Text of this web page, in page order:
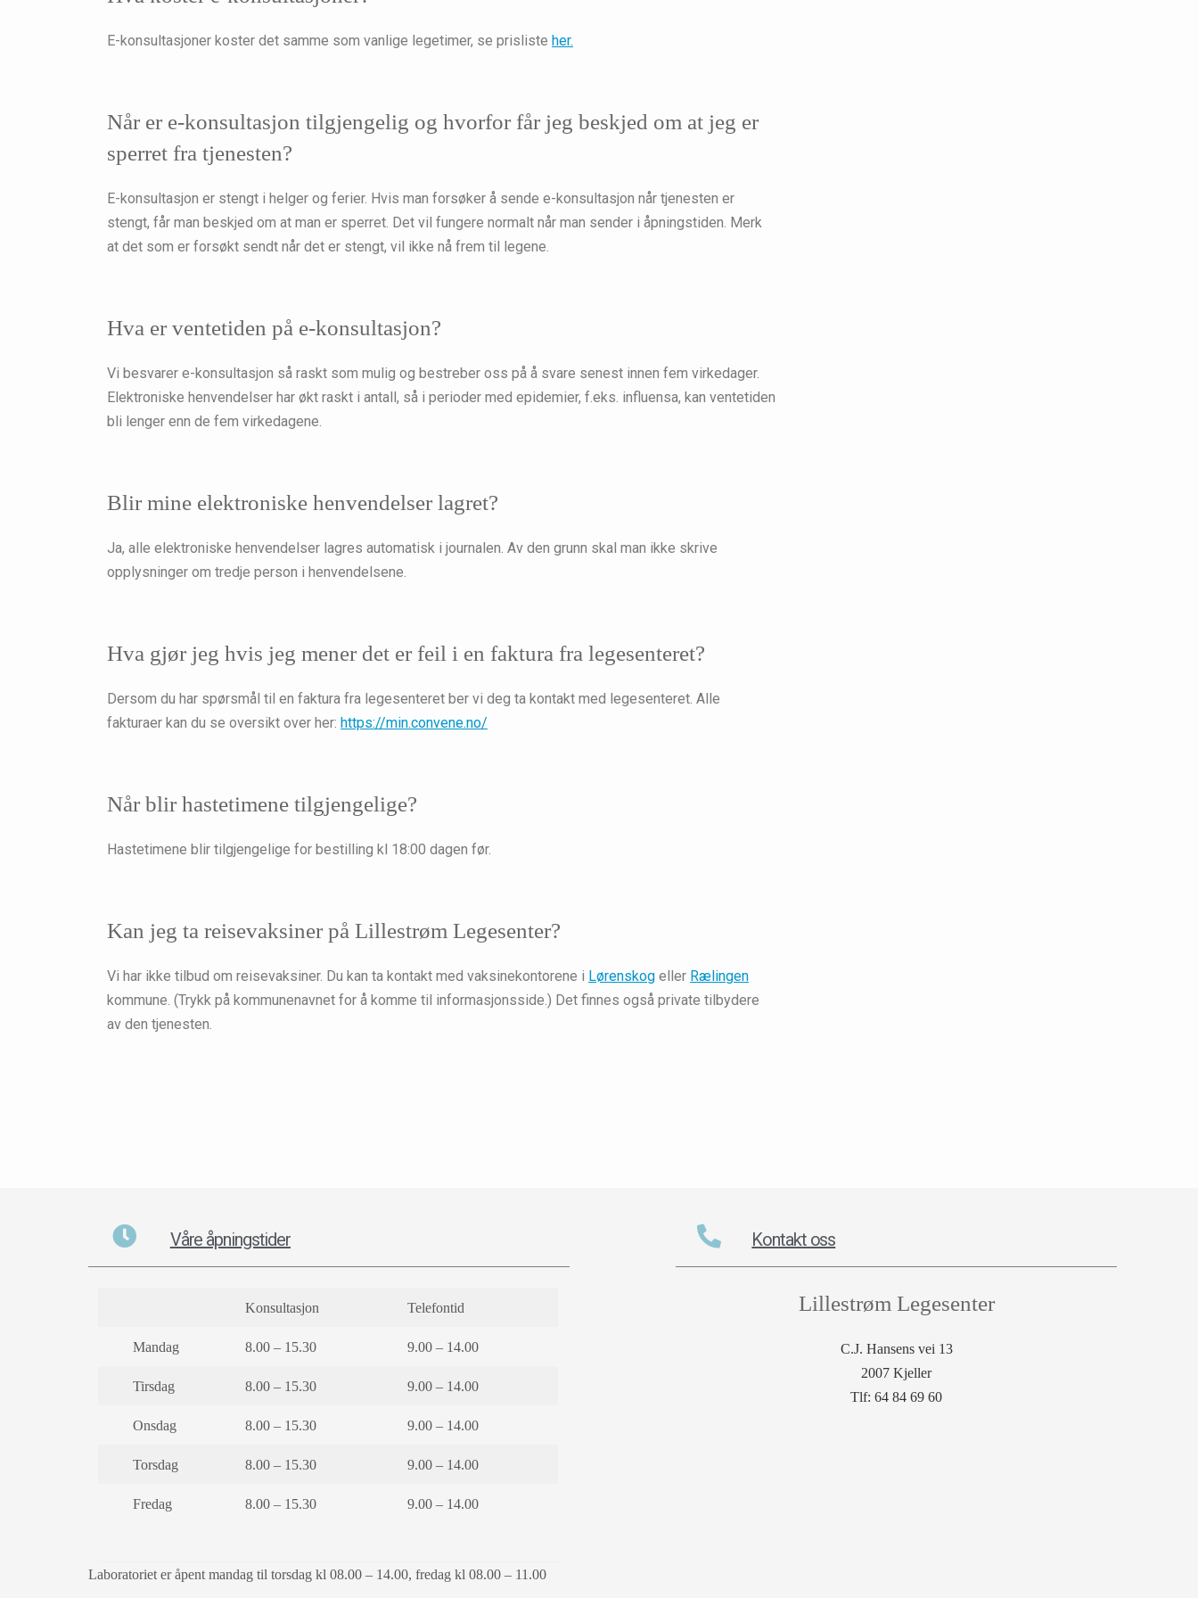
E-konsultasjoner koster det samme som vanlige legetimer, se prisliste her.
Når er e-konsultasjon tilgjengelig og hvorfor får jeg beskjed om at jeg er
sperret fra tjenesten?
E-konsultasjon er stengt i helger og ferier. Hvis man forsøker å sende e-konsultasjon når tjenesten er
stengt, får man beskjed om at man er sperret. Det vil fungere normalt når man sender i åpningstiden. Merk
at det som er forsøkt sendt når det er stengt, vil ikke nå frem til legene.
Hva er ventetiden på e-konsultasjon?
Vi besvarer e-konsultasjon så raskt som mulig og bestreber oss på å svare senest innen fem virkedager.
Elektroniske henvendelser har økt raskt i antall, så i perioder med epidemier, f.eks. influensa, kan ventetiden
bli lenger enn de fem virkedagene.
Blir mine elektroniske henvendelser lagret?
Ja, alle elektroniske henvendelser lagres automatisk i journalen. Av den grunn skal man ikke skrive
opplysninger om tredje person i henvendelsene.
Hva gjør jeg hvis jeg mener det er feil i en faktura fra legesenteret?
Dersom du har spørsmål til en faktura fra legesenteret ber vi deg ta kontakt med legesenteret. Alle
fakturaer kan du se oversikt over her: https://min.convene.no/
Når blir hastetimene tilgjengelige?
Hastetimene blir tilgjengelige for bestilling kl 18:00 dagen før.
Kan jeg ta reisevaksiner på Lillestrøm Legesenter?
Vi har ikke tilbud om reisevaksiner. Du kan ta kontakt med vaksinekontorene i Lørenskog eller Rælingen
kommune. (Trykk på kommunenavnet for å komme til informasjonsside.) Det finnes også private tilbydere
av den tjenesten.
Våre åpningstider
Konsultasjon Telefontid
Mandag 8.00 – 15.30 9.00 – 14.00
Tirsdag 8.00 – 15.30 9.00 – 14.00
Onsdag 8.00 – 15.30 9.00 – 14.00
Torsdag 8.00 – 15.30 9.00 – 14.00
Fredag 8.00 – 15.30 9.00 – 14.00
Laboratoriet er åpent mandag til torsdag kl 08.00 – 14.00, fredag kl 08.00 – 11.00
Kontakt oss
Lillestrøm Legesenter
C.J. Hansens vei 13
2007 Kjeller
Tlf: 64 84 69 60